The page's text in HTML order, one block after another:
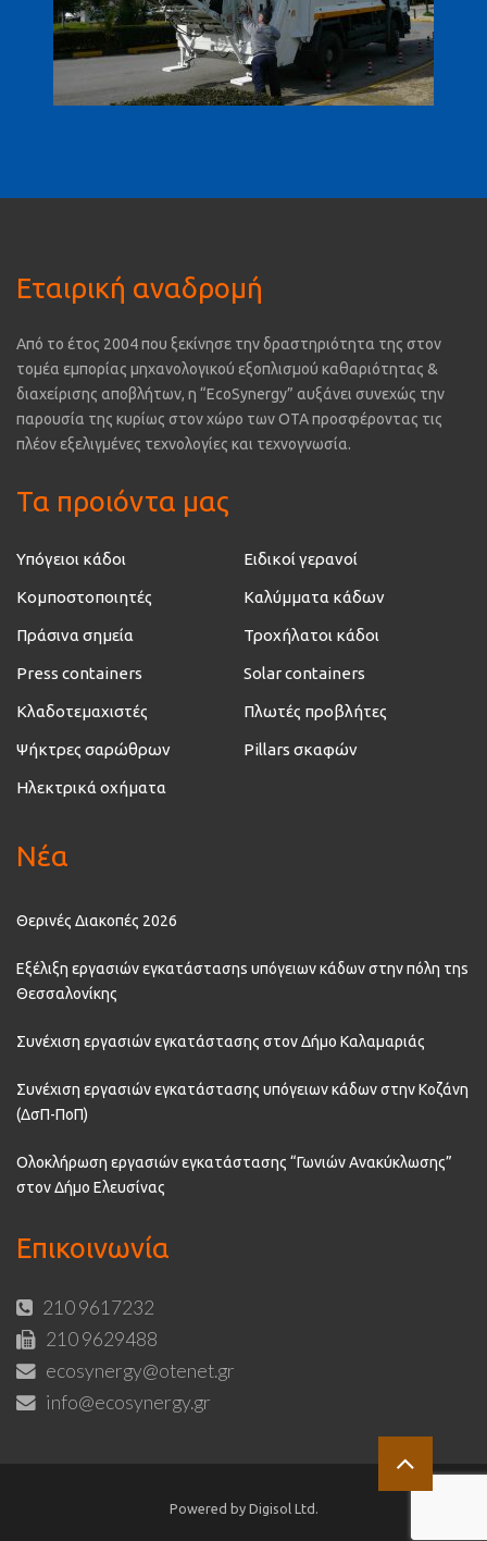
Εταιρική αναδρομή
Από το έτος 2004 που ξεκίνησε την δραστηριότητα της στον
τομέα εμπορίας μηχανολογικού εξοπλισμού καθαριότητας &
διαχείρισης αποβλήτων, η “EcoSynergy” αυξάνει συνεχώς την
παρουσία της κυρίως στον χώρο των ΟΤΑ προσφέροντας τις
πλέον εξελιγμένες τεχνολογίες και τεχνογνωσία.
Τα προιόντα μας
Υπόγειοι κάδοι Ειδικοί γερανοί
Κομποστοποιητές Καλύμματα κάδων
Πράσινα σημεία Τροχήλατοι κάδοι
Press containers Solar containers
Κλαδοτεμαχιστές Πλωτές προβλήτες
Ψήκτρες σαρώθρων Pillars σκαφών
Ηλεκτρικά οχήματα
Νέα
Θερινές Διακοπές 2026
Εξέλιξη εργασιών εγκατάστασηs υπόγειων κάδων στην πόλη τηs
Θεσσαλονίκης
Συνέχιση εργασιών εγκατάστασης στον Δήμο Καλαμαριάς
Συνέχιση εργασιών εγκατάστασης υπόγειων κάδων στην Κοζάνη
(ΔσΠ-ΠοΠ)
Ολοκλήρωση εργασιών εγκατάστασης “Γωνιών Ανακύκλωσης”
στον Δήμο Ελευσίνας
Επικοινωνία
210 9617232
210 9629488
ecosynergy@otenet.gr
info@ecosynergy.gr
Powered by Digisol Ltd.